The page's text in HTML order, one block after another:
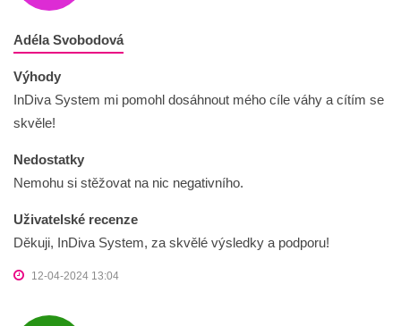
Adéla Svobodová
Výhody
InDiva System mi pomohl dosáhnout mého cíle váhy a cítím se
skvěle!
Nedostatky
Nemohu si stěžovat na nic negativního.
Uživatelské recenze
Děkuji, InDiva System, za skvělé výsledky a podporu!
12-04-2024 13:04